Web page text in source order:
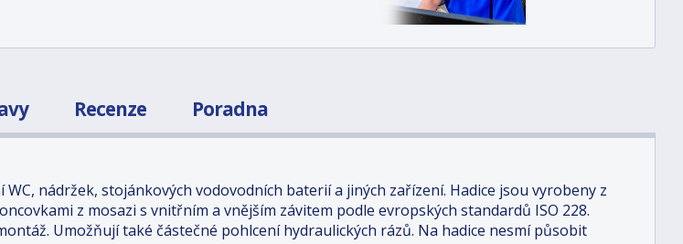
Recenze Poradna
nádržek, stojánkových vodovodních baterií a jiných zařízení. Hadice jsou vyrobeny z
z mosazi s vnitřním a vnějším závitem podle evropských standardů ISO 228.
Umožňují také částečné pohlcení hydraulických rázů. Na hadice nesmí působit